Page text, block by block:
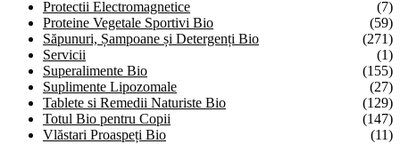
Protectii Electromagnetice
(7)
Proteine Vegetale Sportivi Bio
(59)
Săpunuri, Șampoane și Detergenți Bio
(271)
Servicii
(1)
Superalimente Bio
(155)
Suplimente Lipozomale
(27)
Tablete si Remedii Naturiste Bio
(129)
Totul Bio pentru Copii
(147)
Vlăstari Proaspeți Bio
(11)